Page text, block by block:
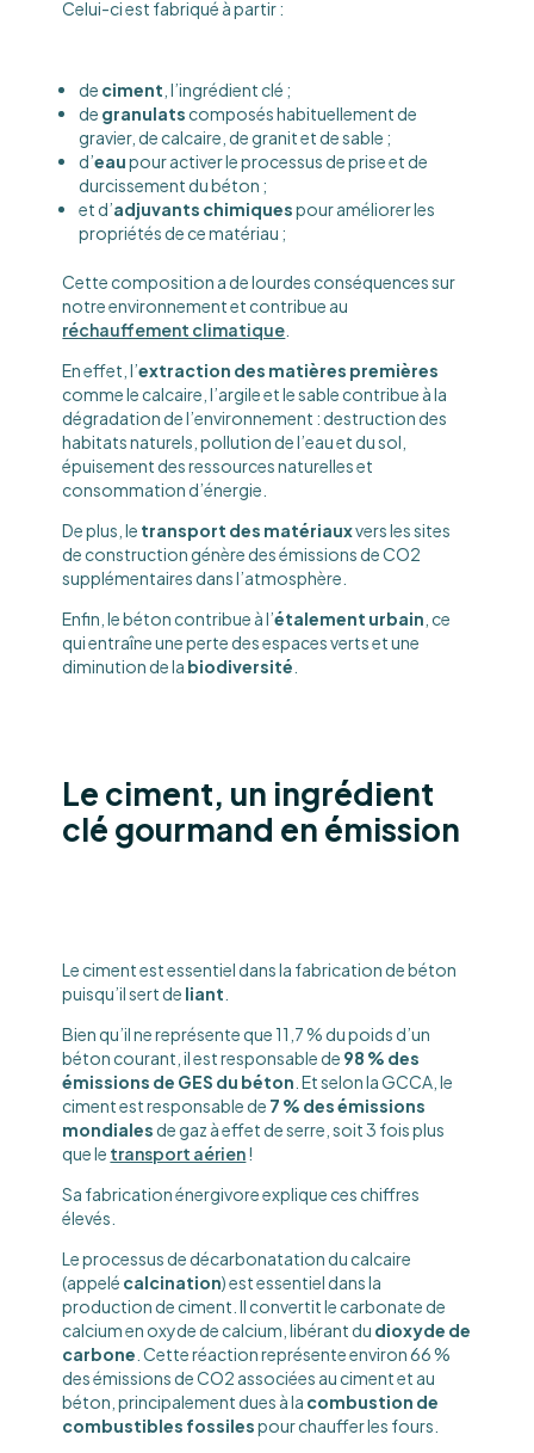
Celui-ci est fabriqué à partir :
de ciment , l’ingrédient clé ;
de granulats composés habituellement de
gravier, de calcaire, de granit et de sable ;
d’eaupour activer le processus de prise et de
durcissement du béton ;
et d’adjuvants chimiquespour améliorer les
propriétés de ce matériau ;
Cette composition a de lourdes conséquences sur
notre environnement et contribue au
réchauffement climatique
En effet, l’extraction des matières premières
comme le calcaire, l’argile et le sable contribue à la
dégradation de l’environnement : destruction des
habitats naturels, pollution de l’eau et du sol,
épuisement des ressources naturelles et
consommation d’énergie.
De plus, le transport des matériauxvers les sites
de construction génère des émissions de CO2
supplémentaires dans l’atmosphère.
Enfin, le béton contribue à l’étalement urbain , ce
qui entraîne une perte des espaces verts et une
diminution de la biodiversité
Le ciment, un ingrédient
clé gourmand en émission
Le ciment est essentiel dans la fabrication de béton
puisqu’il sert de liant
Bien qu’il ne représente que 11,7 % du poids d’un
béton courant, il est responsable de 98 % des
émissions de GES du béton . Et selon la GCCA, le
ciment est responsable de 7 % des émissions
mondiales de gaz à effet de serre, soit 3 fois plus
que le transport aérien!
Sa fabrication énergivore explique ces chiffres
élevés.
Le processus de décarbonatation du calcaire
(appelé calcination) est essentiel dans la
production de ciment. Il convertit le carbonate de
calcium en oxyde de calcium, libérant du dioxyde de
carbone . Cette réaction représente environ 66 %
des émissions de CO2 associées au ciment et au
béton, principalement dues à la combustion de
combustibles fossilespour chauffer les fours.